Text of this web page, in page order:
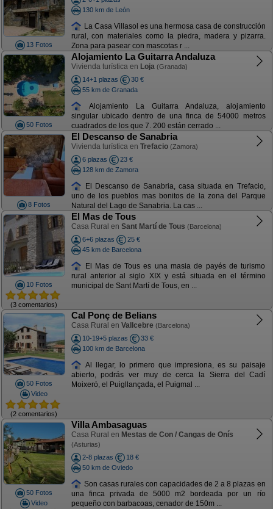
13 Fotos
130 km de León
La Casa Villasol es una hermosa casa de construcción
rural, con materiales como la piedra, madera y pizarra.
Zona para pasear con mascotas r ...
50 Fotos
Alojamiento La Guitarra Andaluza
Vivienda turística en Loja (Granada)
14+1 plazas
30 €
55 km de Granada
Alojamiento La Guitarra Andaluza, alojamiento
singular ubicado dentro de una finca de 54000 metros
cuadrados de los que 7. 200 están cerrado ...
8 Fotos
El Descanso de Sanabria
Vivienda turística en Trefacio (Zamora)
6 plazas
23 €
128 km de Zamora
El Descanso de Sanabria, casa situada en Trefacio,
uno de los pueblos mas bonitos de la zona del Parque
Natural del Lago de Sanabria. La cas ...
10 Fotos
(3 comentarios)
El Mas de Tous
Casa Rural en Sant Martí de Tous (Barcelona)
6+6 plazas
25 €
45 km de Barcelona
El Mas de Tous es una masia de payés de turismo
rural anterior al siglo XIX y está situada en el término
municipal de Sant Martí de Tous, en ...
50 Fotos
Video
(2 comentarios)
Cal Ponç de Belians
Casa Rural en Vallcebre (Barcelona)
10-19+5 plazas
33 €
100 km de Barcelona
Al llegar, lo primero que impresiona, es su paisaje
abierto, podrás ver muy de cerca la Sierra del Cadí
Moixeró, el Puigllançada, el Puigmal ...
50 Fotos
Video
Villa Ambasaguas
Casa Rural en Mestas de Con / Cangas de Onís
(Asturias)
2-8 plazas
18 €
50 km de Oviedo
Son casas rurales con capacidades de 2 a 8 plazas en
una finca privada de 5000 m2 bordeada por un río
pequeño con barbacoas, cenador de 150m ...